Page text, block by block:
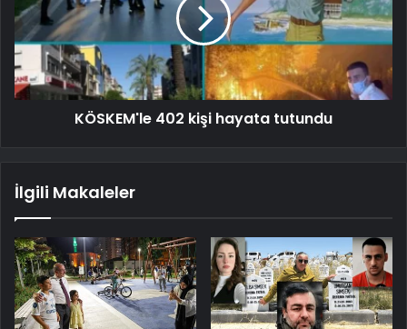
KÖSKEM'le 402 kişi hayata tutundu
İlgili Makaleler